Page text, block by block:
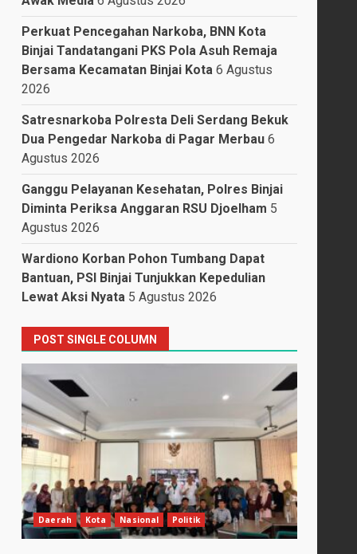
Perkuat Pencegahan Narkoba, BNN Kota
Binjai Tandatangani PKS Pola Asuh Remaja
Bersama Kecamatan Binjai Kota 6 Agustus
2026
Satresnarkoba Polresta Deli Serdang Bekuk
Dua Pengedar Narkoba di Pagar Merbau 6
Agustus 2026
Ganggu Pelayanan Kesehatan, Polres Binjai
Diminta Periksa Anggaran RSU Djoelham 5
Agustus 2026
Wardiono Korban Pohon Tumbang Dapat
Bantuan, PSI Binjai Tunjukkan Kepedulian
Lewat Aksi Nyata 5 Agustus 2026
POST SINGLE COLUMN
Daerah Kota Nasional Politik